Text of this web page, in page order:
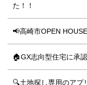
た！！
📢高崎市OPEN
🏠GX志向型住宅に承
🔍土地探し専用のアプ